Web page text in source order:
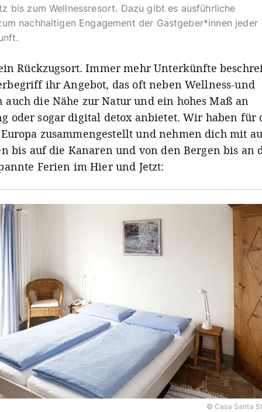
bis zum Wellnessresort. Dazu gibt es ausführliche
nachhaltigen Engagement der Gastgeber*innen jeder
Rückzugsort. Immer mehr Unterkünfte
ihr Angebot, das oft neben Wellness-und
auch die Nähe zur Natur und ein hohes Maß an
oder sogar digital detox anbietet. Wir haben für
zusammengestellt und nehmen dich mit
bis auf die Kanaren und von den Bergen bis an
Ferien im Hier und Jetzt:
© Casa Santa